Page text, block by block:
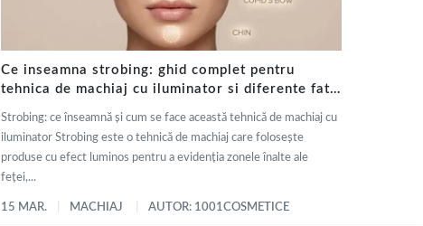
Ce inseamna strobing: ghid complet pentru
tehnica de machiaj cu iluminator si diferente fata
Strobing: ce înseamnă și cum se face această tehnică de machiaj cu
iluminator Strobing este o tehnică de machiaj care folosește
produse cu efect luminos pentru a evidenția zonele înalte ale
feței,...
15 MAR. MACHIAJ AUTOR: 1001COSMETICE